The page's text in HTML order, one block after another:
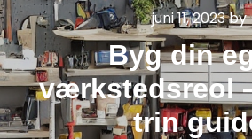
juni 11, 2023by
Byg din
værkstedsreol
trin